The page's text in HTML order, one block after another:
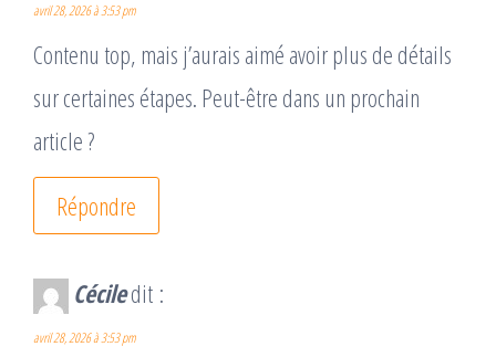
avril 28, 2026 à 3:53 pm
Contenu top, mais j’aurais aimé avoir plus de détails
sur certaines étapes. Peut-être dans un prochain
article ?
Répondre
Céciledit :
avril 28, 2026 à 3:53 pm